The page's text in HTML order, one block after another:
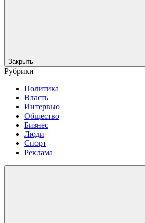
Закрыть
Рубрики
Политика
Власть
Интервью
Общество
Бизнес
Люди
Спорт
Реклама